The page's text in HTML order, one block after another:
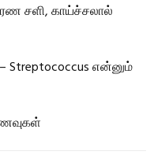
சளி, காய்ச்சலால்
Streptococcus என்னும்